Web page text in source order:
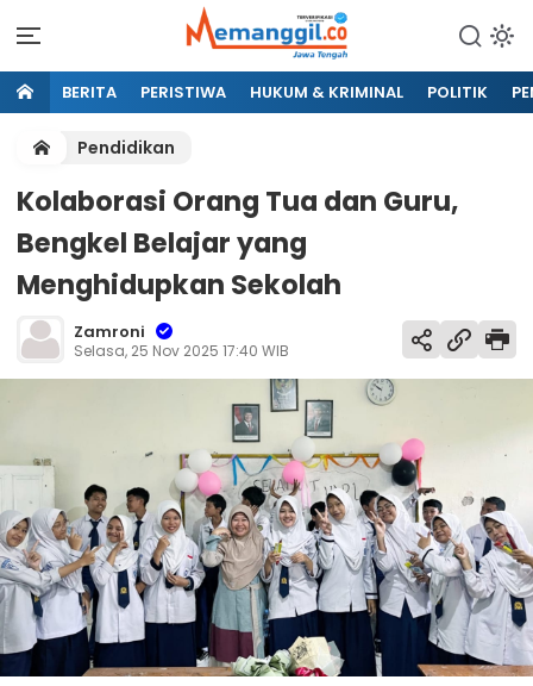
BERITA PERISTIWA HUKUM & KRIMINAL POLITIK
Pendidikan
Kolaborasi Orang Tua dan Guru,
Bengkel Belajar yang
Menghidupkan Sekolah
Zamroni
Selasa, 25 Nov 2025 17:40 WIB